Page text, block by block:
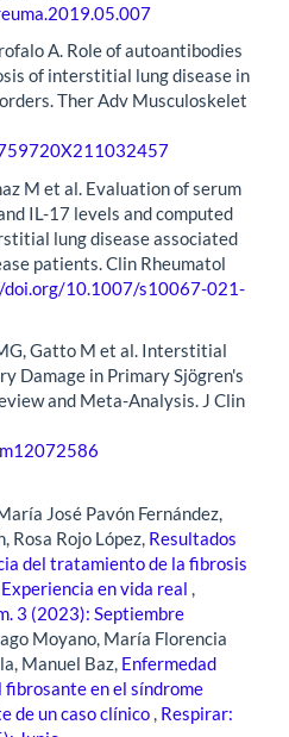
A. Role of autoantibodies
of interstitial lung disease in
Ther Adv Musculoskelet
M et al. Evaluation of serum
IL-17 levels and computed
lung disease associated
patients. Clin Rheumatol
10.1007/s10067-021-
Gatto M et al. Interstitial
Damage in Primary Sjögren's
and Meta-Analysis. J Clin
José Pavón Fernández,
Rosa Rojo López, Resultados
del tratamiento de la fibrosis
en vida real ,
3 (2023): Septiembre
Moyano, María Florencia
Manuel Baz, Enfermedad
en el síndrome
de un caso clínico, Respirar: